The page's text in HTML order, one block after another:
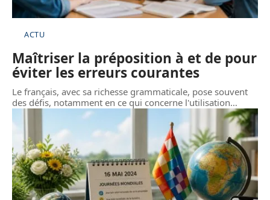
ACTU
Maîtriser la préposition à et de pour
éviter les erreurs courantes
Le français, avec sa richesse grammaticale, pose souvent
des défis, notamment en ce qui concerne l'utilisation…